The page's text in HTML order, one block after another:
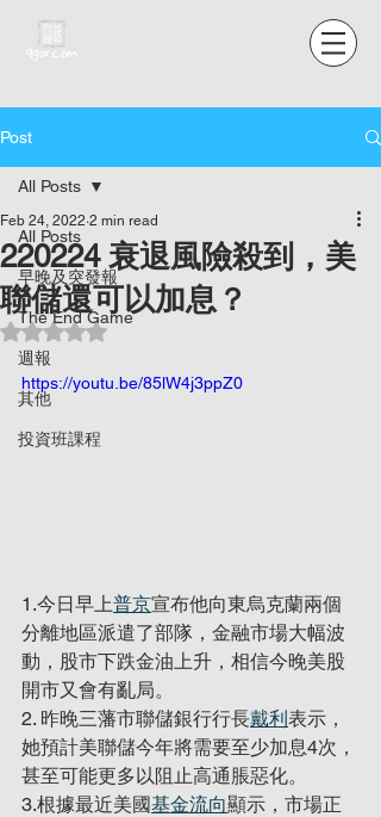
Post
All Posts
早晚及突發報
The End Game
週報
其他
投資班課程
All Posts
220224 衰退風險殺到，美
聯儲還可以加息？
Feb 24, 2022 2 min read
Rated NaN out of 5 stars.
https://youtu.be/85lW4j3ppZ0
1.今日早上普京宣布他向東烏克蘭兩個
分離地區派遣了部隊，金融市場大幅波
動，股市下跌金油上升，相信今晚美股
開市又會有亂局。
2. 昨晚三藩市聯儲銀行行長戴利表示，
她預計美聯儲今年將需要至少加息4次，
甚至可能更多以阻止高通脹惡化。
3.根據最近美國基金流向顯示，市場正